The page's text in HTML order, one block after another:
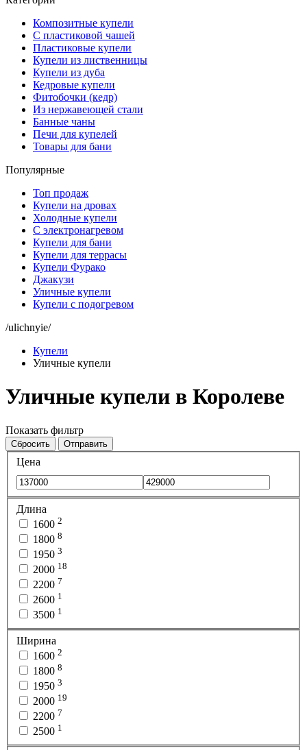
Композитные купели
С пластиковой чашей
Пластиковые купели
Купели из лиственницы
Купели из дуба
Кедровые купели
Фитобочки (кедр)
Из нержавеющей стали
Банные чаны
Печи для купелей
Товары для бани
Популярные
Топ продаж
Купели на дровах
Холодные купели
С электронагревом
Купели для бани
Купели для террасы
Купели Фурако
Джакузи
Уличные купели
Купели с подогревом
/ulichnyie/
Купели
Уличные купели
Уличные купели в Королеве
Показать фильтр
Сбросить Отправить
Цена
Длина
1600 2
1800 8
1950 3
2000 18
2200 7
2600 1
3500 1
Ширина
1600 2
1800 8
1950 3
2000 19
2200 7
2500 1